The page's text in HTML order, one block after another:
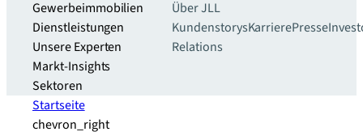
Gewerbeimmobilien
Dienstleistungen
Unsere Experten
Markt-Insights
Sektoren​
Über JLL
KundenstorysKarrierePresse
Relations
Startseite
chevron_right